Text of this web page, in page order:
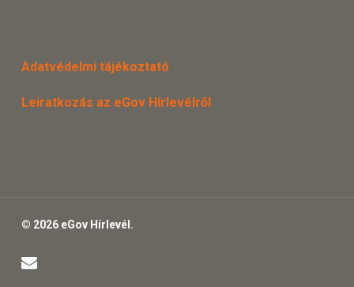
Adatvédelmi tájékoztató
Leiratkozás az eGov Hírlevélről
© 2026 eGov Hírlevél.
email